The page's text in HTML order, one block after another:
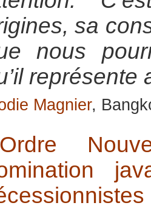
sa
nous
représente
Magnier,